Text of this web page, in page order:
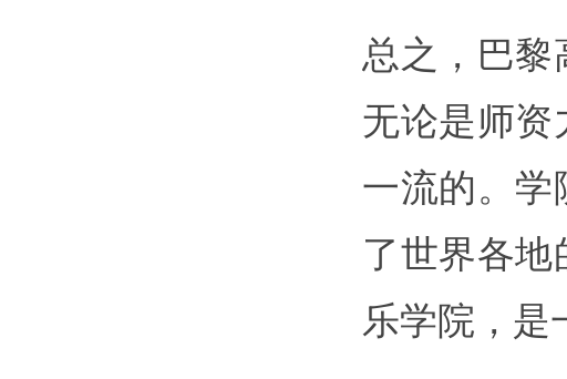
总之，巴黎
无论是师
一流的。学
了世界各
乐学院，是